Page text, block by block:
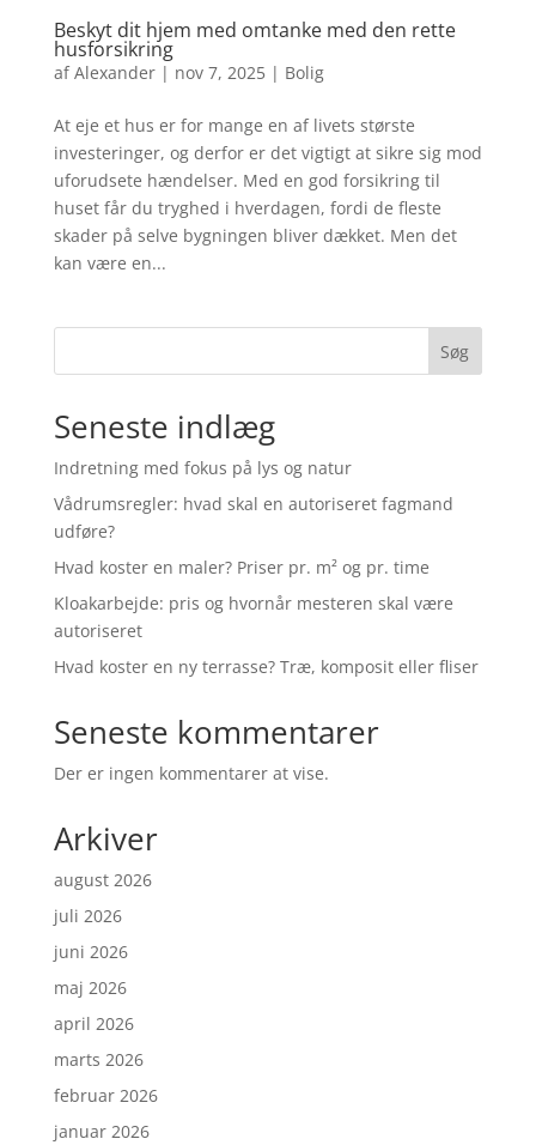
Beskyt dit hjem med omtanke med den rette
husforsikring
afAlexander| nov 7, 2025| Bolig
At eje et hus er for mange en af livets største
investeringer, og derfor er det vigtigt at sikre sig mod
uforudsete hændelser. Med en god forsikring til
huset får du tryghed i hverdagen, fordi de fleste
skader på selve bygningen bliver dækket. Men det
kan være en...
Søg
Seneste indlæg
Indretning med fokus på lys og natur
Vådrumsregler: hvad skal en autoriseret fagmand
udføre?
Hvad koster en maler? Priser pr. m² og pr. time
Kloakarbejde: pris og hvornår mesteren skal være
autoriseret
Hvad koster en ny terrasse? Træ, komposit eller fliser
Seneste kommentarer
Der er ingen kommentarer at vise.
Arkiver
august 2026
juli 2026
juni 2026
maj 2026
april 2026
marts 2026
februar 2026
januar 2026